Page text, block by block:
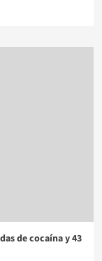
de cocaína y 43